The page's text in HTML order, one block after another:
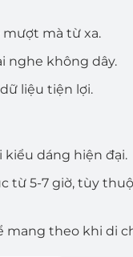
mượt mà từ xa.
nghe không dây.
liệu tiện lợi.
kiểu dáng hiện đại.
từ 5-7 giờ, tùy
mang theo khi di